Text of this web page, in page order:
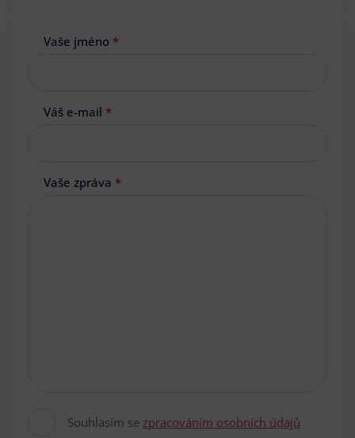
Vaše jméno *
Váš e-mail *
Vaše zpráva *
Souhlasím se zpracováním osobních údajů